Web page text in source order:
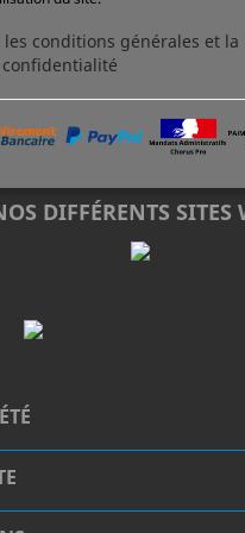
les conditions générales et la
DIFFÉRENTS SITES